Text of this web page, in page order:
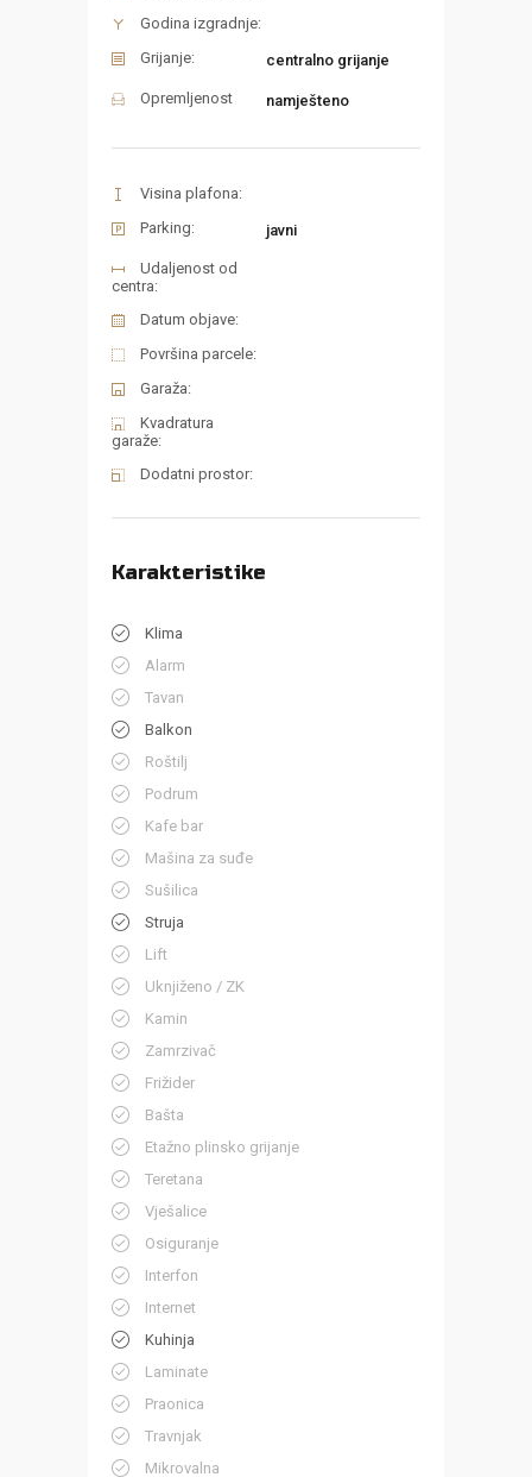
Godina izgradnje:
Grijanje:
centralno grijanje
Opremljenost namješteno
Visina plafona:
Parking:
javni
Udaljenost od
centra:
Datum objave:
Površina parcele:
Garaža:
Kvadratura
garaže:
Dodatni prostor:
Karakteristike
Klima
Alarm
Tavan
Balkon
Roštilj
Podrum
Kafe bar
Mašina za suđe
Sušilica
Struja
Lift
Uknjiženo / ZK
Kamin
Zamrzivač
Frižider
Bašta
Etažno plinsko grijanje
Teretana
Vješalice
Osiguranje
Interfon
Internet
Kuhinja
Laminate
Praonica
Travnjak
Mikrovalna